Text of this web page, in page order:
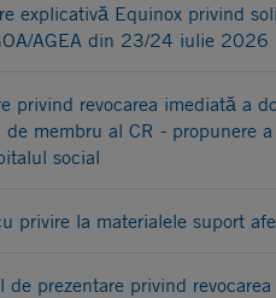
explicativă Equinox privind
AGEA din 23/24 iulie 2026
privind revocarea imediată a
membru al CR - propunere
social
privire la materialele suport
de prezentare privind